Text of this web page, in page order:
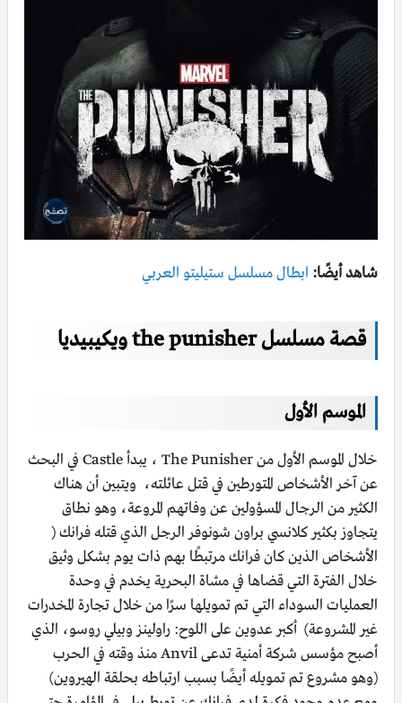
شاهد أيضًا: ابطال مسلسل ستيليتو العربي
قصة مسلسل the punisher ويكيبيديا
الموسم الأول
خلال الموسم الأول من The Punisher ، يبدأ Castle في البحث
عن آخر الأشخاص المتورطين في قتل عائلته، ويتبين أن هناك
الكثير من الرجال المسؤولين عن وفاتهم المروعة، وهو نطاق
يتجاوز بكثير كلانسي براون شونوفر الرجل الذي قتله فرانك (
الأشخاص الذين كان فرانك مرتبطًا بهم ذات يوم بشكل وثيق
خلال الفترة التي قضاها في مشاة البحرية يخدم في وحدة
العمليات السوداء التي تم تمويلها سرًا من خلال تجارة المخدرات
غير المشروعة) أكبر عدوين على اللوح: راولينز وبيلي روسو، الذي
أصبح مؤسس شركة أمنية تدعى Anvil منذ وقته في الحرب
(وهو مشروع تم تمويله أيضًا بسبب ارتباطه بحلقة الهيروين)